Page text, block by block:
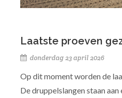
Laatste proeven
donderdag 23 april 2026
Op dit moment worden de
De druppelslangen staan